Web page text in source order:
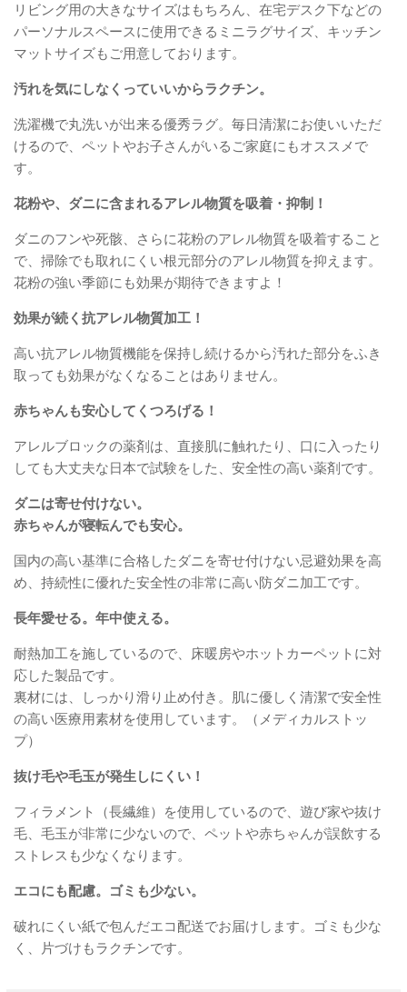
リビング用の大きなサイズはもちろん、在宅デスク下などの
パーソナルスペースに使用できるミニラグサイズ、キッチン
マットサイズもご用意しております。
汚れを気にしなくっていいからラクチン。
洗濯機で丸洗いが出来る優秀ラグ。毎日清潔にお使いいただ
けるので、ペットやお子さんがいるご家庭にもオススメで
す。
花粉や、ダニに含まれるアレル物質を吸着・抑制！
ダニのフンや死骸、さらに花粉のアレル物質を吸着すること
で、掃除でも取れにくい根元部分のアレル物質を抑えます。
花粉の強い季節にも効果が期待できますよ！
効果が続く抗アレル物質加工！
高い抗アレル物質機能を保持し続けるから汚れた部分をふき
取っても効果がなくなることはありません。
赤ちゃんも安心してくつろげる！
アレルブロックの薬剤は、直接肌に触れたり、口に入ったり
しても大丈夫な日本で試験をした、安全性の高い薬剤です。
ダニは寄せ付けない。
赤ちゃんが寝転んでも安心。
国内の高い基準に合格したダニを寄せ付けない忌避効果を高
め、持続性に優れた安全性の非常に高い防ダニ加工です。
長年愛せる。年中使える。
耐熱加工を施しているので、床暖房やホットカーペットに対
応した製品です。
裏材には、しっかり滑り止め付き。肌に優しく清潔で安全性
の高い医療用素材を使用しています。（メディカルストッ
プ）
抜け毛や毛玉が発生しにくい！
フィラメント（長繊維）を使用しているので、遊び家や抜け
毛、毛玉が非常に少ないので、ペットや赤ちゃんが誤飲する
ストレスも少なくなります。
エコにも配慮。ゴミも少ない。
破れにくい紙で包んだエコ配送でお届けします。ゴミも少な
く、片づけもラクチンです。